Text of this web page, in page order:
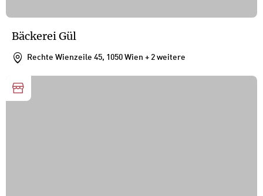
Bäckerei Gül
Rechte Wienzeile 45, 1050 Wien + 2 weitere